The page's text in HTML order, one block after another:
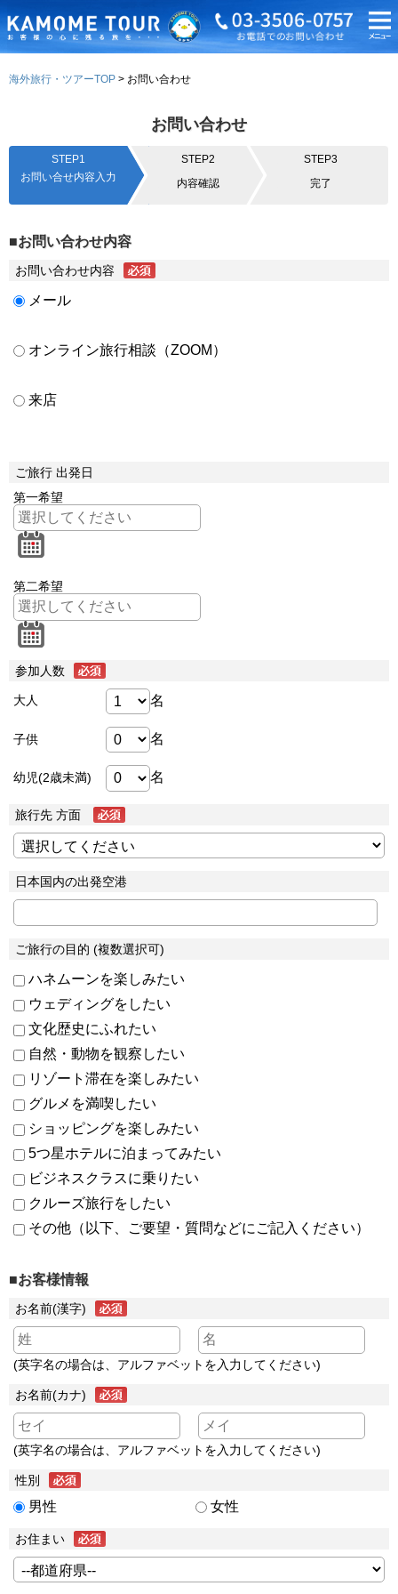
海外旅行・ツアーTOP お問い合わせ
お問い合わせ
STEP1
お問い合せ内容入力
STEP2
内容確認
STEP3
完了
■お問い合わせ内容
お問い合わせ内容
メール
オンライン旅行相談（ZOOM）
来店
ご旅行 出発日
第一希望
第二希望
参加人数
大人 名
子供 名
幼児(2歳未満) 名
旅行先 方面
日本国内の出発空港
ご旅行の目的 (複数選択可)
ハネムーンを楽しみたい
ウェディングをしたい
文化歴史にふれたい
自然・動物を観察したい
リゾート滞在を楽しみたい
グルメを満喫したい
ショッピングを楽しみたい
5つ星ホテルに泊まってみたい
ビジネスクラスに乗りたい
クルーズ旅行をしたい
その他（以下、ご要望・質問などにご記入ください）
■お客様情報
お名前(漢字)
(英字名の場合は、アルファベットを入力してください)
お名前(カナ)
(英字名の場合は、アルファベットを入力してください)
性別
男性 女性
お住まい